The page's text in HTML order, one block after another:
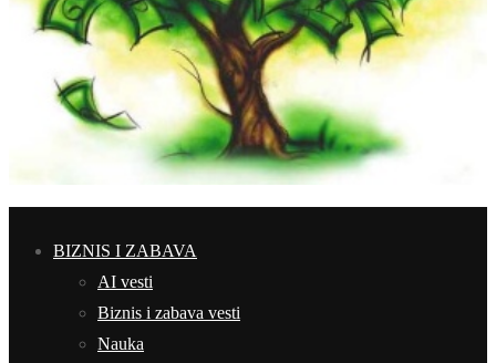
BIZNIS I ZABAVA
AI vesti
Biznis i zabava vesti
Nauka